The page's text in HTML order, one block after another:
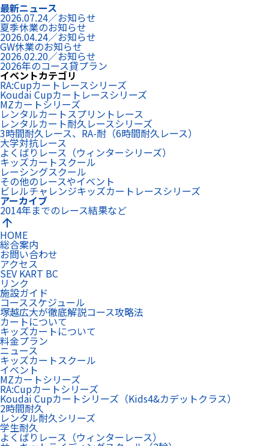
最新ニュース
2026.07.24／お知らせ
夏季休業のお知らせ
2026.04.24／お知らせ
GW休業のお知らせ
2026.02.20／お知らせ
2026年のコース貸プラン
イベントカテゴリ
RA:Cupカートレースシリーズ
Koudai Cupカートレースシリーズ
MZカートシリーズ
レンタルカートスプリントレース
レンタルカート耐久レースシリーズ
3時間耐久レース、RA-耐（6時間耐久レース）
大学対抗レース
よくばりレース（ウィンターシリーズ）
キッズカートスクール
レーシングスクール
その他のレースやイベント
ビレルチャレンジキッズカートレースシリーズ
アーカイブ
2014年までのレース結果など
arrow_upward
HOME
総合案内
お問い合わせ
アクセス
SEV KART BC
リンク
施設ガイド
コーススケジュール
塚越広大が徹底解説コース攻略法
カートについて
キッズカートについて
料金プラン
ニュース
キッズカートスクール
イベント
MZカートシリーズ
RA:Cupカートシリーズ
Koudai Cupカートシリーズ（Kids4&カデットクラス）
2時間耐久
レンタル耐久シリーズ
学生耐久
よくばりレース（ウィンターレース）